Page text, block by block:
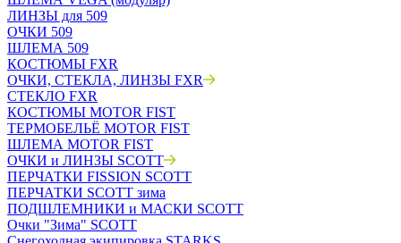
ЛИНЗЫ для 509
ОЧКИ 509
ШЛЕМА 509
КОСТЮМЫ FXR
ОЧКИ, СТЕКЛА, ЛИНЗЫ FXR
СТЕКЛО FXR
КОСТЮМЫ MOTOR FIST
ТЕРМОБЕЛЬЁ MOTOR FIST
ШЛЕМА MOTOR FIST
ОЧКИ и ЛИНЗЫ SCOTT
ПЕРЧАТКИ FISSION SCOTT
ПЕРЧАТКИ SCOTT зима
ПОДШЛЕМНИКИ и МАСКИ SCOTT
Очки "Зима" SCOTT